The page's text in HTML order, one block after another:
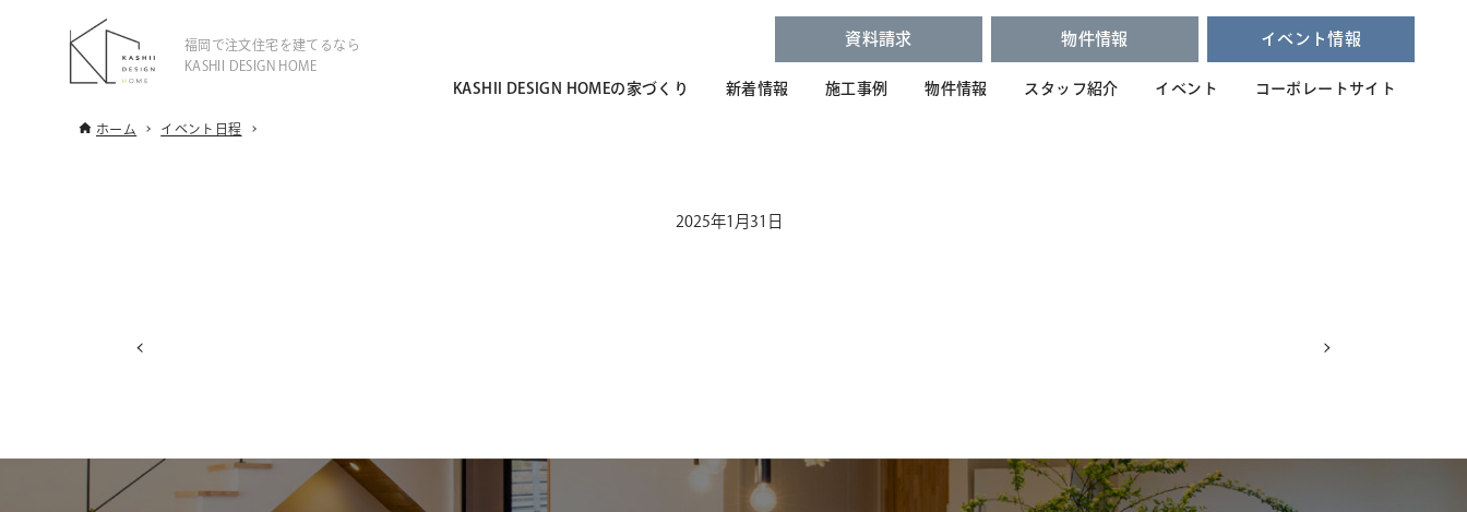
福岡で注文住宅を建てるなら
KASHII DESIGN HOME
資料請求 物件情報 イベント情報
KASHII DESIGN HOMEの家づくり 新着情報 施工事例 物件情報 スタッフ紹介 イベント コーポレートサイト
ホーム イベント日程
2025年1月31日